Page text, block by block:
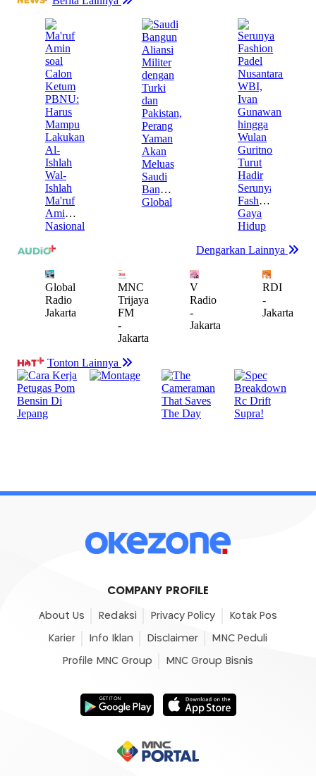
COMPANY PROFILE
About Us Redaksi Privacy Policy Kotak Pos
Karier Info Iklan Disclaimer MNC Peduli
Profile MNC Group MNC Group Bisnis